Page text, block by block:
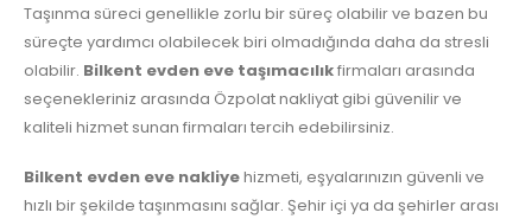
Taşınma süreci genellikle zorlu bir süreç olabilir ve bazen bu
süreçte yardımcı olabilecek biri olmadığında daha da stresli
olabilir. Bilkent evden eve taşımacılıkfirmaları arasında
seçenekleriniz arasında Özpolat nakliyat gibi güvenilir ve
kaliteli hizmet sunan firmaları tercih edebilirsiniz.
Bilkent evden eve nakliyehizmeti, eşyalarınızın güvenli ve
hızlı bir şekilde taşınmasını sağlar. Şehir içi ya da şehirler arası